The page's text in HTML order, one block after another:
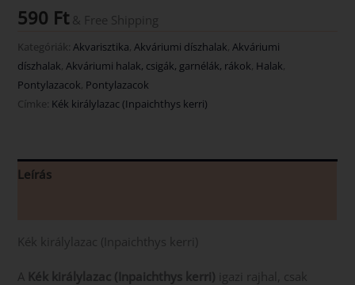
590 Ft & Free Shipping
Kategóriák: Akvarisztika, Akváriumi díszhalak, Akváriumi
díszhalak, Akváriumi halak, csigák, garnélák, rákok, Halak,
Pontylazacok, Pontylazacok
Címke: Kék királylazac (Inpaichthys kerri)
Leírás
Kék királylazac (Inpaichthys kerri)
A Kék királylazac (Inpaichthys kerri) igazi rajhal, csak